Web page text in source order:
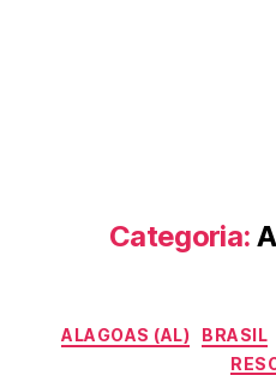
Categoria:
ALAGOAS (AL) BRASIL